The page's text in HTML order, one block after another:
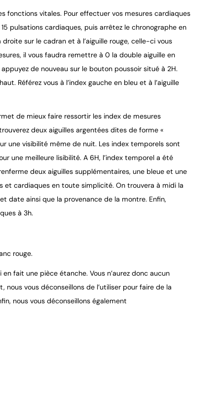
fonctions vitales. Pour effectuer vos mesures cardiaques
pulsations cardiaques, puis arrêtez le chronographe en
sur le cadran et à l’aiguille rouge, celle-ci vous
il vous faudra remettre à 0 la double aiguille en
de nouveau sur le bouton poussoir situé à 2H.
Référez vous à l’index gauche en bleu et à l’aiguille
de mieux faire ressortir les index de mesures
deux aiguilles argentées dites de forme «
une visibilité même de nuit. Les index temporels sont
une meilleure lisibilité. A 6H, l’index temporel a été
deux aiguilles supplémentaires, une bleue et une
cardiaques en toute simplicité. On trouvera à midi la
date ainsi que la provenance de la montre. Enfin,
à 3h.
rouge.
fait une pièce étanche. Vous n’aurez donc aucun
nous vous déconseillons de l’utiliser pour faire de la
nous vous déconseillons également